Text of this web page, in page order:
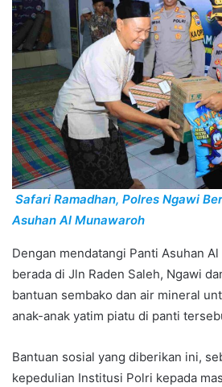
Safari Ramadhan, Polres Ngawi
Asuhan Al Munawaroh
Dengan mendatangi Panti Asuhan
berada di Jln Raden Saleh, Ngawi
bantuan sembako dan air mineral
anak-anak yatim piatu di panti
Bantuan sosial yang diberikan ini,
kepedulian Institusi Polri kepada